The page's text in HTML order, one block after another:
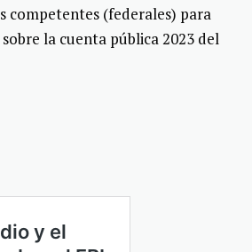
competentes (federales) para
la cuenta pública 2023 del